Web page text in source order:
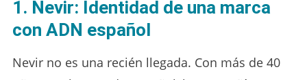
1. Nevir: Identidad de una marca
con ADN español
Nevir no es una recién llegada. Con más de 40